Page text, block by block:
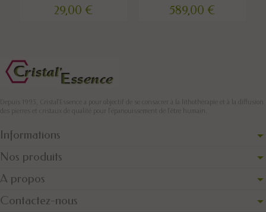
29,00 € 589,00 €
Depuis 1993, Cristal'Essence a pour objectif de se consacrer à la lithothérapie et à la diffusion
des pierres et cristaux de qualité pour l’épanouissement de l’être humain.
Informations
Nos produits
A propos
Contactez-nous